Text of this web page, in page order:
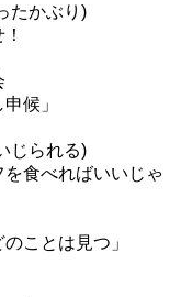
たかぶり)
候」
じられる)
食べればいいじゃ
ことは見つ」